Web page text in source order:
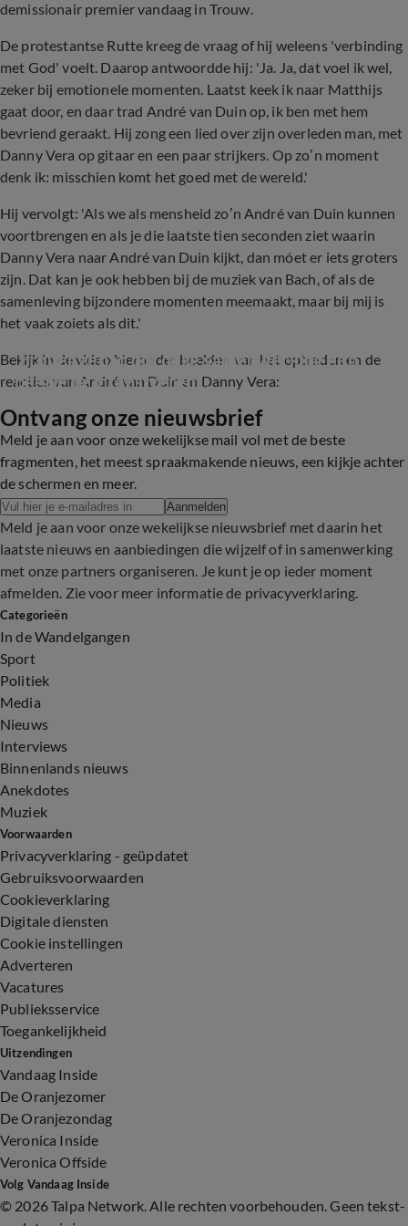
demissionair premier vandaag in Trouw.
De protestantse Rutte kreeg de vraag of hij weleens 'verbinding
met God' voelt. Daarop antwoordde hij: 'Ja. Ja, dat voel ik wel,
zeker bij emotionele momenten. Laatst keek ik naar Matthijs
gaat door, en daar trad André van Duin op, ik ben met hem
bevriend geraakt. Hij zong een lied over zijn overleden man, met
Danny Vera op gitaar en een paar strijkers. Op zo’n moment
denk ik: misschien komt het goed met de wereld.'
Hij vervolgt: 'Als we als mensheid zo’n André van Duin kunnen
voortbrengen en als je die laatste tien seconden ziet waarin
Danny Vera naar André van Duin kijkt, dan móet er iets groters
zijn. Dat kan je ook hebben bij de muziek van Bach, of als de
samenleving bijzondere momenten meemaakt, maar bij mij is
het vaak zoiets als dit.'
Bekijk in de video hieronder beelden van het optreden en de
reacties van André van Duin en Danny Vera:
7:27
'Erover gehad om deze samenwerking een
beetje te intensiveren...
Ontvang onze nieuwsbrief
Meld je aan voor onze wekelijkse mail vol met de beste
fragmenten, het meest spraakmakende nieuws, een kijkje achter
de schermen en meer.
Aanmelden
Meld je aan voor onze wekelijkse nieuwsbrief met daarin het
laatste nieuws en aanbiedingen die wijzelf of in samenwerking
met onze partners organiseren. Je kunt je op ieder moment
afmelden. Zie voor meer informatie de privacyverklaring.
Categorieën
In de Wandelgangen
Sport
Politiek
Media
Nieuws
Interviews
Binnenlands nieuws
Anekdotes
Muziek
Voorwaarden
Privacyverklaring - geüpdatet
Gebruiksvoorwaarden
Cookieverklaring
Digitale diensten
Cookie instellingen
Adverteren
Vacatures
Publieksservice
Toegankelijkheid
Uitzendingen
Vandaag Inside
De Oranjezomer
De Oranjezondag
Veronica Inside
Veronica Offside
Volg Vandaag Inside
© 2026 Talpa Network. Alle rechten voorbehouden. Geen tekst-